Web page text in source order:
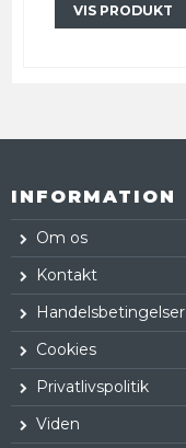
VIS PRODUKT
INFORMATION
Om os
Kontakt
Handelsbetingelser
Cookies
Privatlivspolitik
Viden